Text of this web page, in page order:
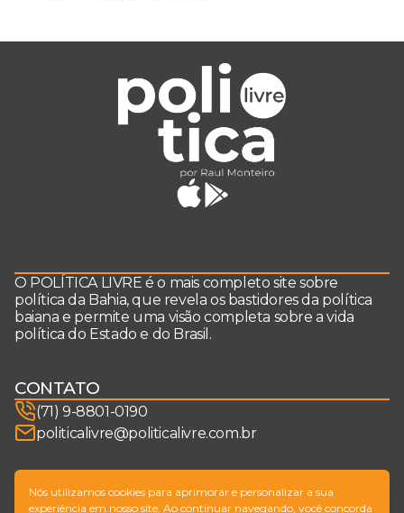
O POLÍTICA LIVRE é o mais completo site sobre
política da Bahia, que revela os bastidores da política
baiana e permite uma visão completa sobre a vida
política do Estado e do Brasil.
CONTATO
(71) 9-8801-0190
politicalivre@politicalivre.com.br
SIGA-NOS
Nós utilizamos cookies para aprimorar e personalizar a sua
experiência em nosso site. Ao continuar navegando, você concorda